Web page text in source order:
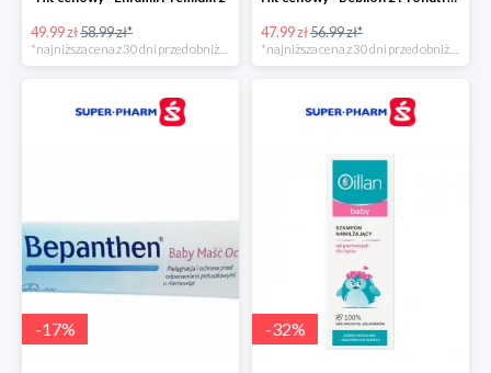
49.99 zł58.99 zł* 47.99 zł56.99 zł*
-17% -32%